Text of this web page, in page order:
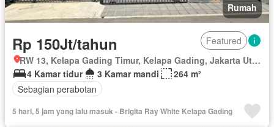
Rumah
Rp 150Jt/tahun
Featured
RW 13, Kelapa Gading Timur, Kelapa Gading, Jakarta Utara, Daerah Khusus Ibukota Jakarta
4 Kamar tidur
3 Kamar mandi
264 m²
Sebagian perabotan
5 hari, 5 jam yang lalu masuk - Brigita Ray White Kelapa Gading